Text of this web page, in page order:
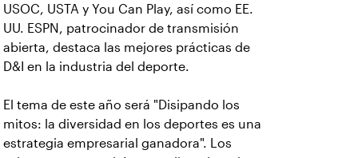
USOC, USTA y You Can Play, así como EE.
UU. ESPN, patrocinador de transmisión
abierta, destaca las mejores prácticas de
D&I en la industria del deporte.
El tema de este año será "Disipando los
mitos: la diversidad en los deportes es una
estrategia empresarial ganadora". Los